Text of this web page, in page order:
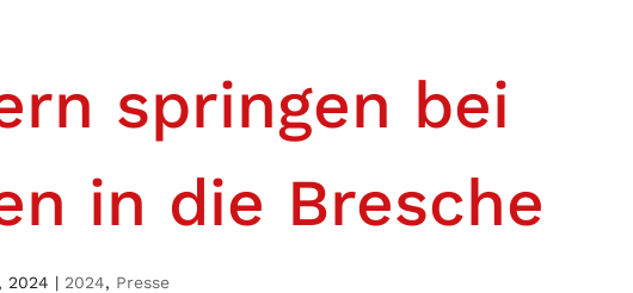
springen bei
in die Bresche
2024 | 2024, Presse